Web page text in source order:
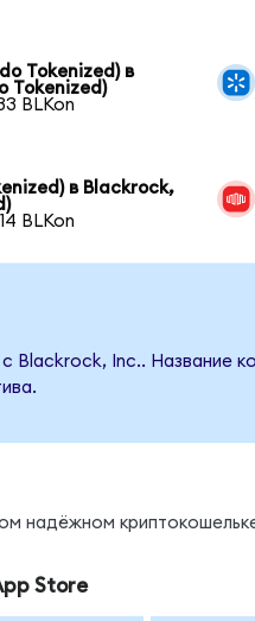
Tokenized) в
Tokenized)
BLKon
в Blackrock,
BLKon
Inc.. Название
надёжном
Store